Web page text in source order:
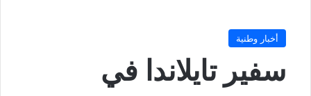
أخبار وطنية
سفير تايلاندا في